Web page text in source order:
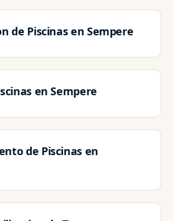
de Piscinas en Sempere
en Sempere
de Piscinas en